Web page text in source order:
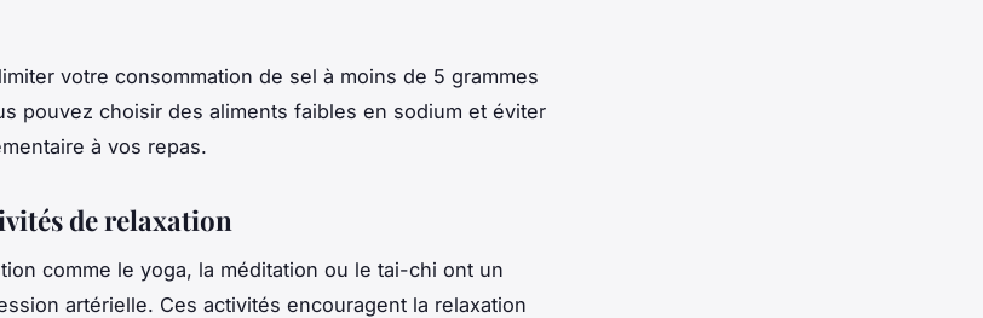
votre consommation de sel à moins de 5 grammes
pouvez choisir des aliments faibles en sodium et éviter
à vos repas.
de relaxation
comme le yoga, la méditation ou le tai-chi ont un
artérielle. Ces activités encouragent la relaxation